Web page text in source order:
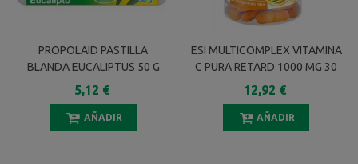
PROPOLAID PASTILLA
BLANDA EUCALIPTUS 50 G
5,12 €
AÑADIR
ESI MULTICOMPLEX VITAMINA
C PURA RETARD 1000 MG 30
COMPRIMIDOS
12,92 €
AÑADIR